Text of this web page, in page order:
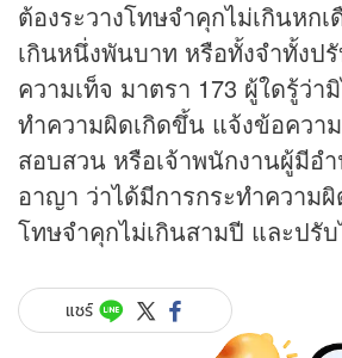
ต้องระวางโทษจำคุกไม่เกินหก
เกินหนึ่งพันบาท หรือทั้งจำทั้งป
ความเท็จ มาตรา 173 ผู้ใดรู้ว่า
ทำความผิดเกิดขึ้น แจ้งข้อควา
สอบสวน หรือเจ้าพนักงานผู้มีอ
อาญา ว่าได้มีการกระทำความผิ
โทษจำคุกไม่เกินสามปี และปรั
แชร์